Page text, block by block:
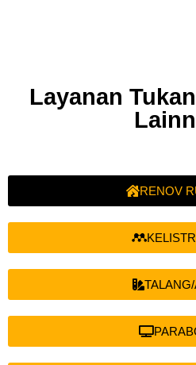
Layanan
RENOV
TALANG/